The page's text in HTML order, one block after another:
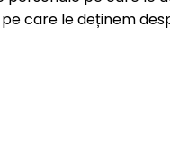
care le deținem